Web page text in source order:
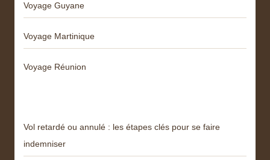
Voyage Guyane
Voyage Martinique
Voyage Réunion
Vol retardé ou annulé : les étapes clés pour se faire
indemniser